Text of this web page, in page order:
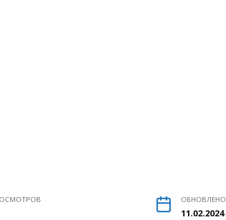
ОБНОВЛЕНО
11.02.2024